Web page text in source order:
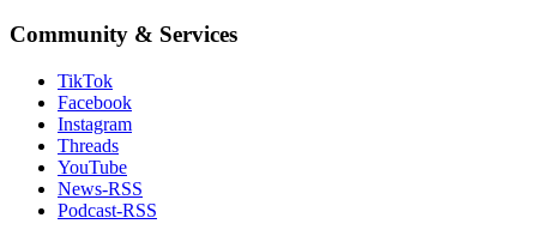
Community & Services
TikTok
Facebook
Instagram
Threads
YouTube
News-RSS
Podcast-RSS